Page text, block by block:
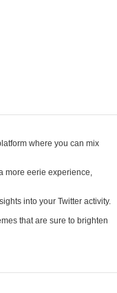
where you can mix
more eerie experience,
into your Twitter activity.
that are sure to brighten